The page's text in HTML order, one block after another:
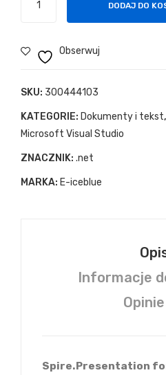
.NET
DODAJ DO
Obserwuj
SKU: 300444103
KATEGORIE: Dokumenty i tekst,
Microsoft Visual Studio
ZNACZNIK: .net
MARKA: E-iceblue
Informacje
Spire.Presentation